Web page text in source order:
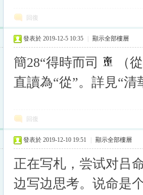
回復
發表於 2019-12-5 10:35 顯示全部樓層
簡28“得時而司
（
直讀為“從”。詳見“
回復
發表於 2019-12-10 19:51 顯示全部樓層
正在写札，尝试对吕
边写边思考。说命是